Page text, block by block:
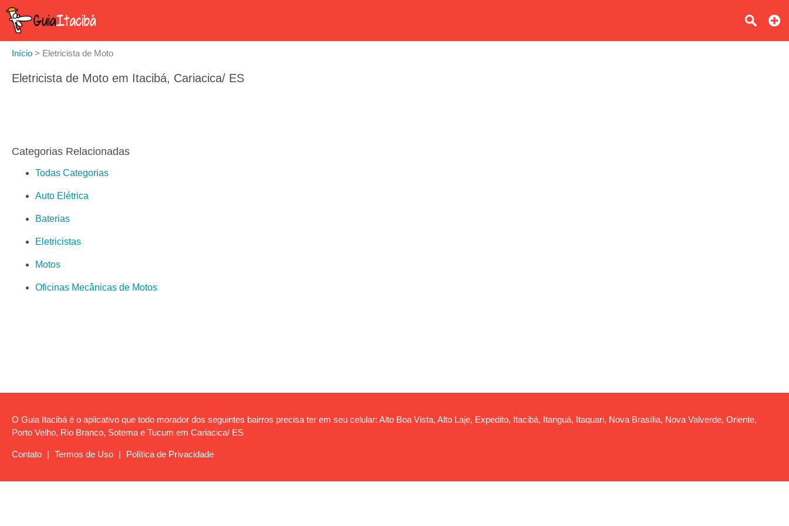
Início > Eletricista de Moto
Eletricista de Moto em Itacibá, Cariacica/ ES
Categorias Relacionadas
Todas Categorias
Auto Elétrica
Baterias
Eletricistas
Motos
Oficinas Mecânicas de Motos
O Guia Itacibá é o aplicativo que todo morador dos seguintes bairros precisa ter em seu celular: Alto Boa Vista, Alto Laje, Expedito, Itacibá, Itanguá, Itaquari, Nova Brasília, Nova Valverde, Oriente,
Porto Velho, Rio Branco, Sotema e Tucum em Cariacica/ ES
Contato | Termos de Uso | Política de Privacidade